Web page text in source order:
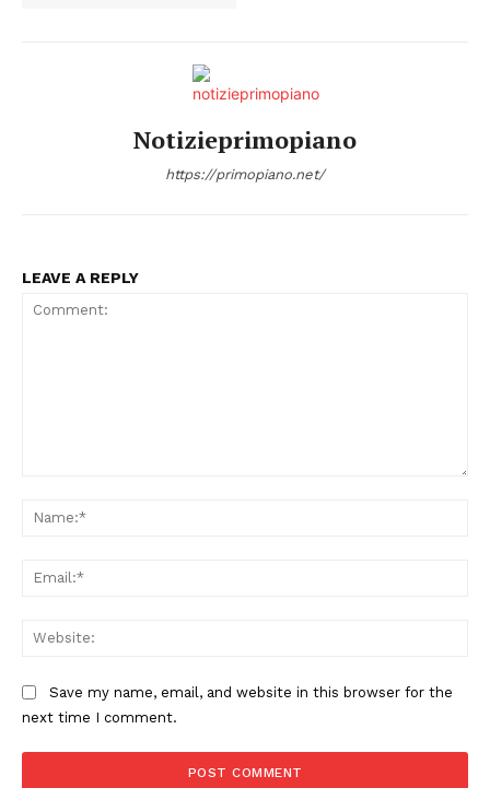
Notizieprimopiano
https://primopiano.net/
LEAVE A REPLY
Save my name, email, and website in this browser for the
next time I comment.